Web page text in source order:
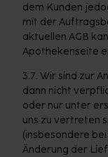
dem Kunden
mit der
aktuellen AGB
Apothekenseite
3.7. Wir sind zur
dann nicht
oder nur unter
uns zu vertreten
(insbesondere
Änderung der